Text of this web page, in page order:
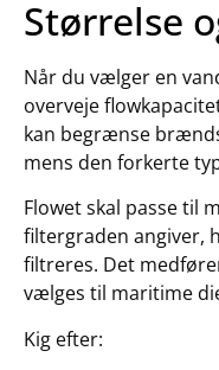
Størrelse
Når du vælger en
overveje
kan begrænse
mens den forkerte
Flowet skal passe til
filtergraden angiver,
filtreres. Det
vælges til maritime
Kig efter: